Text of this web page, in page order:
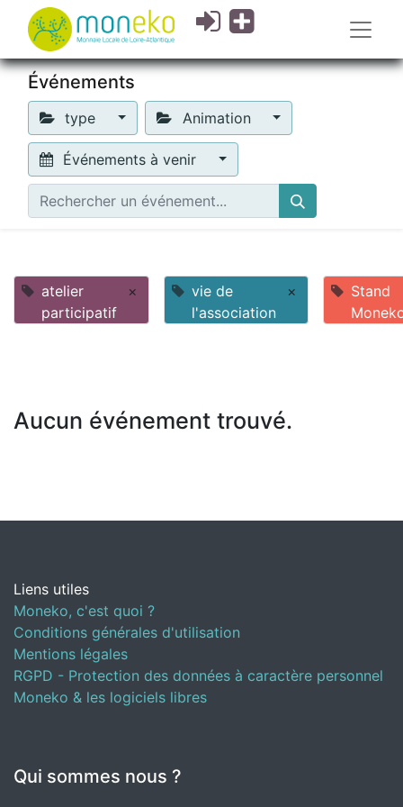
Événements
type Animation
Événements à venir
atelier
participatif
×
vie de
l'association
×
Stand
Aucun événement trouvé.
Liens utiles
Moneko, c'est quoi ?
Conditions générales d'utilisation
Mentions légales
RGPD - Protection des données à caractère personnel
Moneko & les logiciels libres
Qui sommes nous ?